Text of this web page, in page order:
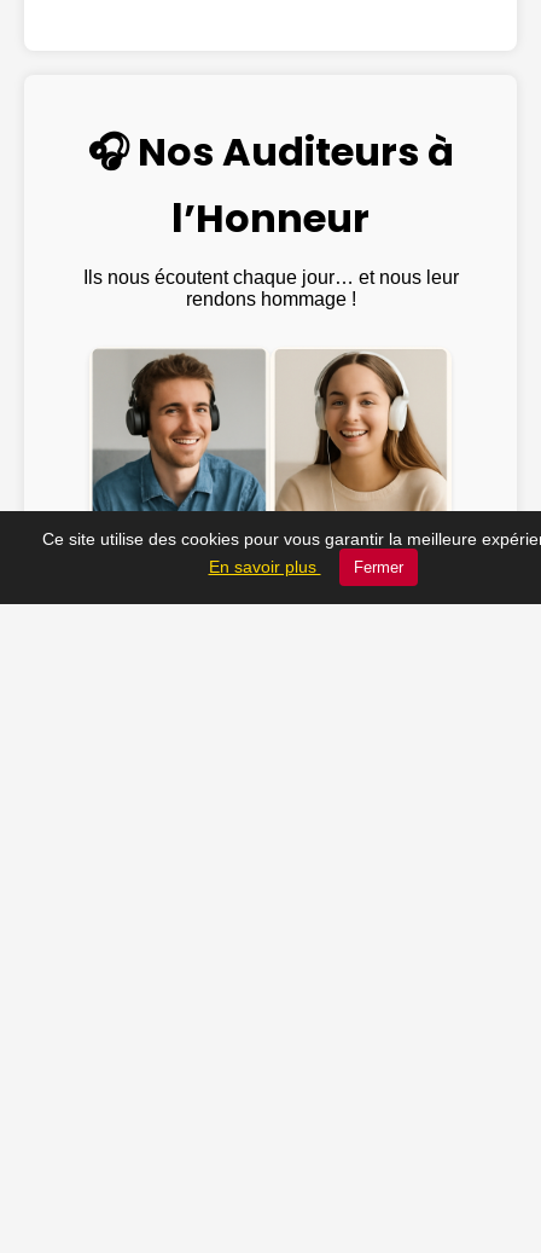
🎧 Nos Auditeurs à
l’Honneur
Ils nous écoutent chaque jour… et nous leur
rendons hommage !
@Julien_Rock ♫ Emma ♫
Ce site utilise des cookies pour vous garantir la meilleure
En savoir plus
Fermer